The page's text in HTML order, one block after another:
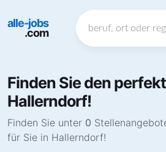
alle-jobs
.com
Finden Sie den
Hallerndorf!
Finden Sie unter 0
für Sie in Hallerndorf!